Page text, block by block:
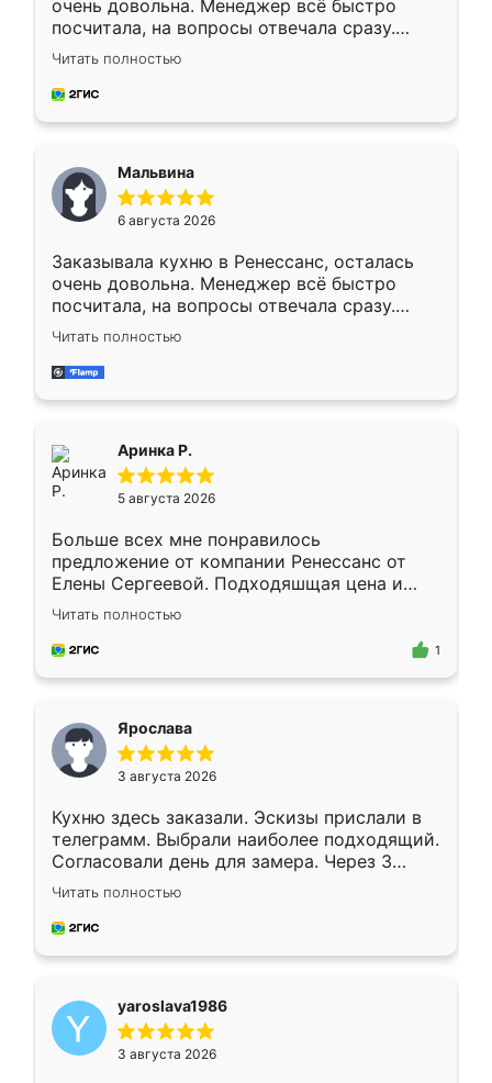
очень довольна. Менеджер всё быстро
посчитала, на вопросы отвечала сразу.
Замерщик приехал в субботу, подошёл к
делу со всей ответственностью. Собрали
за день, ребята работали аккуратно, даже
Читать полностью
Мальвина
6 августа 2026
Заказывала кухню в Ренессанс, осталась
очень довольна. Менеджер всё быстро
посчитала, на вопросы отвечала сразу.
Замерщик приехал в субботу, подошёл к
делу со всей ответственностью. Собрали
за день, ребята работали аккуратно, даже
Читать полностью
Аринка Р.
5 августа 2026
Больше всех мне понравилось
предложение от компании Ренессанс от
Елены Сергеевой. Подходяшщая цена и
короткие сроки изготовления. Приехавший
для замера сотрудник Владислав
предложил по моему эскизу самый
Читать полностью
1
Ярослава
3 августа 2026
Кухню здесь заказали. Эскизы прислали в
телеграмм. Выбрали наиболее подходящий.
Согласовали день для замера. Через 3
недели кухня была уже готова. Остались
довольны работой. Спасибо Ренессанс
мебель за качественную работу!
Читать полностью
yaroslava1986
3 августа 2026